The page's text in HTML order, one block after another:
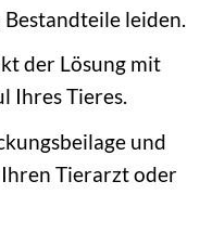
leiden.
der Lösung mit
Ihres Tieres.
und
Tierarzt oder